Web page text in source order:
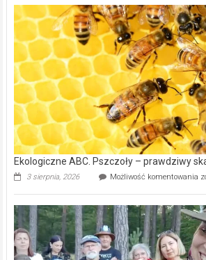
z
Ekologiczne ABC. Pszczoły – prawdziwy
3 sierpnia, 2026 Możliwość komentowania
–